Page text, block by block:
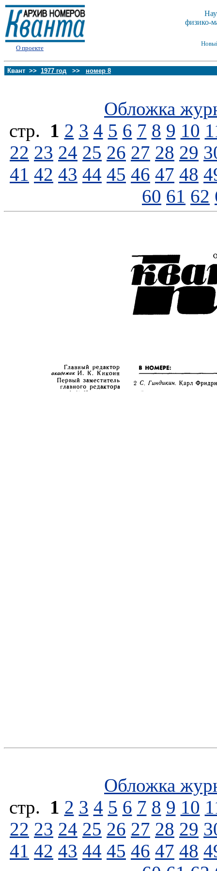
О проекте
физико-
Квант >> 1977 год >> номер 8
Обложка
стp. 1 2 3 4 5 6 7 8 9 10
22 23 24 25 26 27 28 29
41 42 43 44 45 46 47 48
60 61 62
Обложка
стp. 1 2 3 4 5 6 7 8 9 10
22 23 24 25 26 27 28 29
41 42 43 44 45 46 47 48